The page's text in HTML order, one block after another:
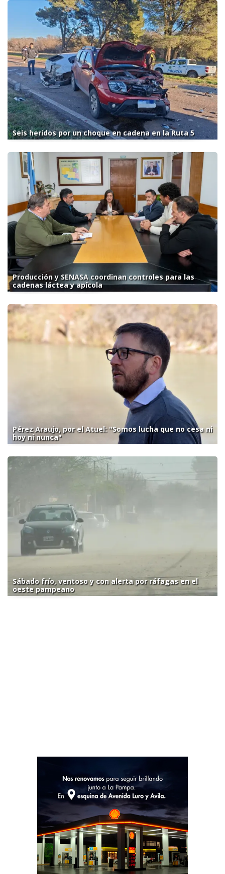
Seis heridos por un choque en cadena en la Ruta 5
Producción y SENASA coordinan controles para las
cadenas láctea y apícola
Pérez Araujo, por el Atuel: "Somos lucha que no cesa ni
hoy ni nunca"
Sábado frío, ventoso y con alerta por ráfagas en el
oeste pampeano